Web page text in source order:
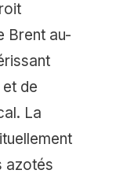
Brent au-
de
La
azotés